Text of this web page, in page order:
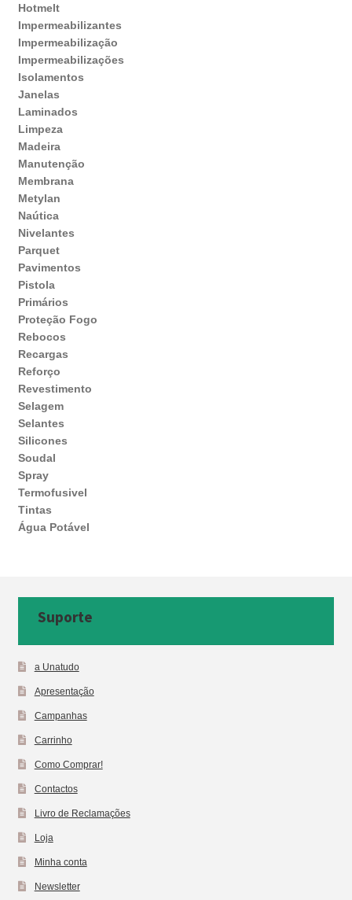
Hotmelt
Impermeabilizantes
Impermeabilização
Impermeabilizações
Isolamentos
Janelas
Laminados
Limpeza
Madeira
Manutenção
Membrana
Metylan
Naútica
Nivelantes
Parquet
Pavimentos
Pistola
Primários
Proteção Fogo
Rebocos
Recargas
Reforço
Revestimento
Selagem
Selantes
Silicones
Soudal
Spray
Termofusivel
Tintas
Água Potável
Suporte
a Unatudo
Apresentação
Campanhas
Carrinho
Como Comprar!
Contactos
Livro de Reclamações
Loja
Minha conta
Newsletter